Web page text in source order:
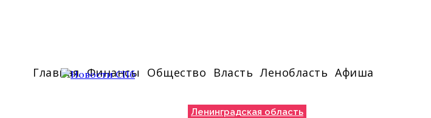
Главная Финансы Общество Власть Ленобласть Афиша
Ленинградская область